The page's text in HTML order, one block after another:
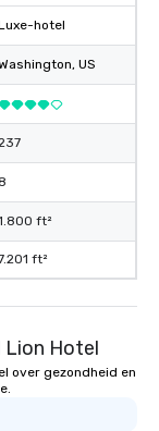
hotel
, US
ft²
ft²
Lion Hotel
over gezondheid en